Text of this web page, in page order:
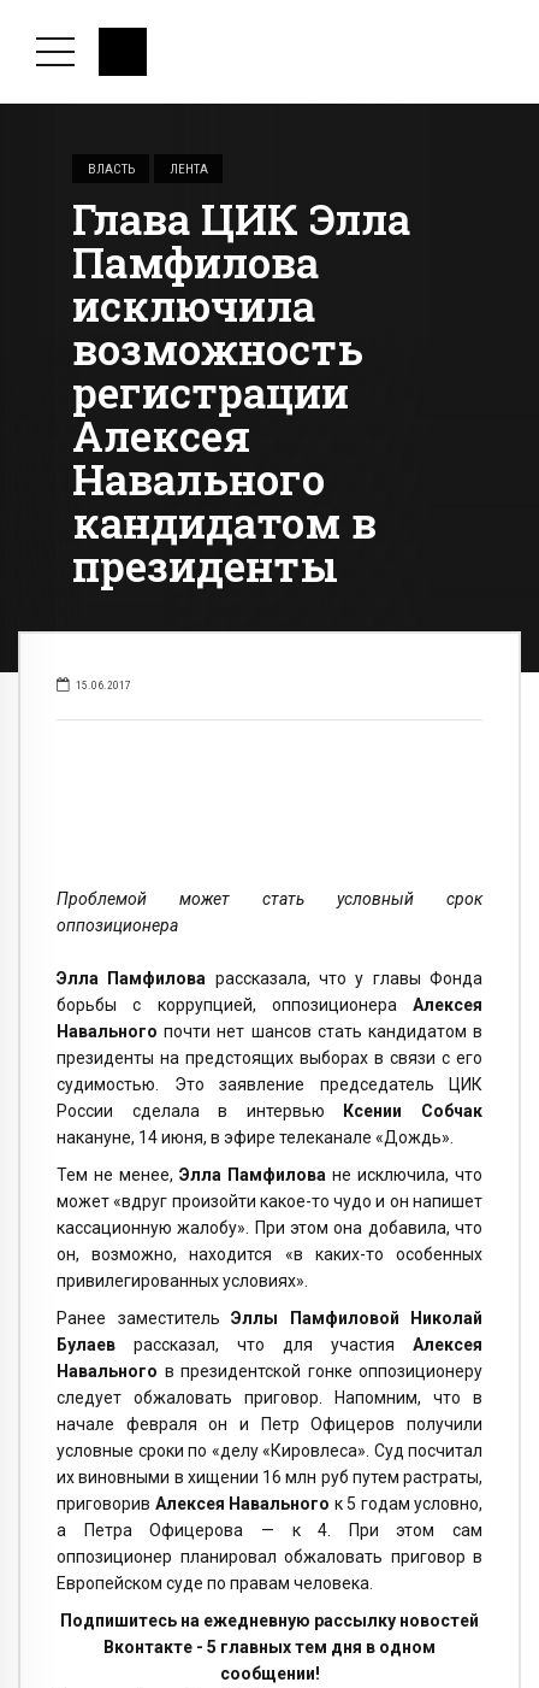
ВЛАСТЬ ЛЕНТА
Глава ЦИК Элла
Памфилова
исключила
возможность
регистрации
Алексея
Навального
кандидатом в
президенты
15.06.2017
Проблемой может стать условный срок
оппозиционера
Элла Памфилова рассказала, что у главы Фонда
борьбы с коррупцией, оппозиционера Алексея
Навального почти нет шансов стать кандидатом в
президенты на предстоящих выборах в связи с его
судимостью. Это заявление председатель ЦИК
России сделала в интервью
Ксении Собчак
накануне, 14 июня, в эфире телеканале «Дождь».
Тем не менее, Элла Памфилова не исключила, что
может «вдруг произойти какое-то чудо и он напишет
кассационную жалобу». При этом она добавила, что
он, возможно, находится «в каких-то особенных
привилегированных условиях».
Ранее заместитель Эллы Памфиловой Николай
Булаев рассказал, что для участия Алексея
Навального в президентской гонке оппозиционеру
следует обжаловать приговор. Напомним, что в
начале февраля он и Петр Офицеров получили
условные сроки по «делу «Кировлеса». Суд посчитал
их виновными в хищении 16 млн руб путем растраты,
приговорив Алексея Навального к 5 годам условно,
а Петра Офицерова — к 4. При этом сам
оппозиционер планировал обжаловать приговор в
Европейском суде по правам человека.
Подпишитесь на ежедневную рассылку новостей
Вконтакте - 5 главных тем дня в одном
сообщении!